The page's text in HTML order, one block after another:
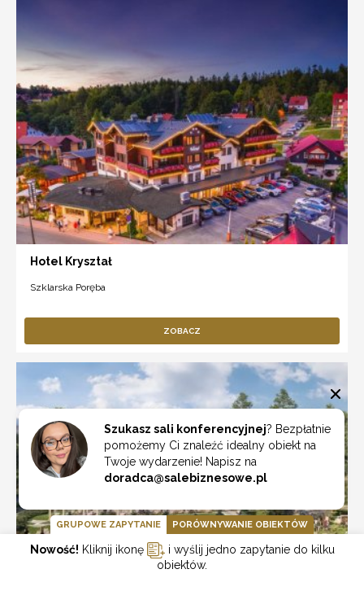
Hotel Kryształ
Szklarska Poręba
ZOBACZ
Szukasz sali konferencyjnej? Bezpłatnie
pomożemy Ci znaleźć idealny obiekt na
Twoje wydarzenie! Napisz na
doradca@salebiznesowe.pl
GRUPOWE ZAPYTANIE PORÓWNYWANIE OBIEKTÓW
Nowość! Kliknij ikonę
i wyślij jedno zapytanie do kilku
obiektów.